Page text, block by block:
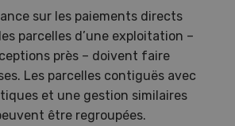
sur les paiements directs
parcelles d’une exploitation –
près – doivent faire
Les parcelles contiguës avec
et une gestion similaires
être regroupées.